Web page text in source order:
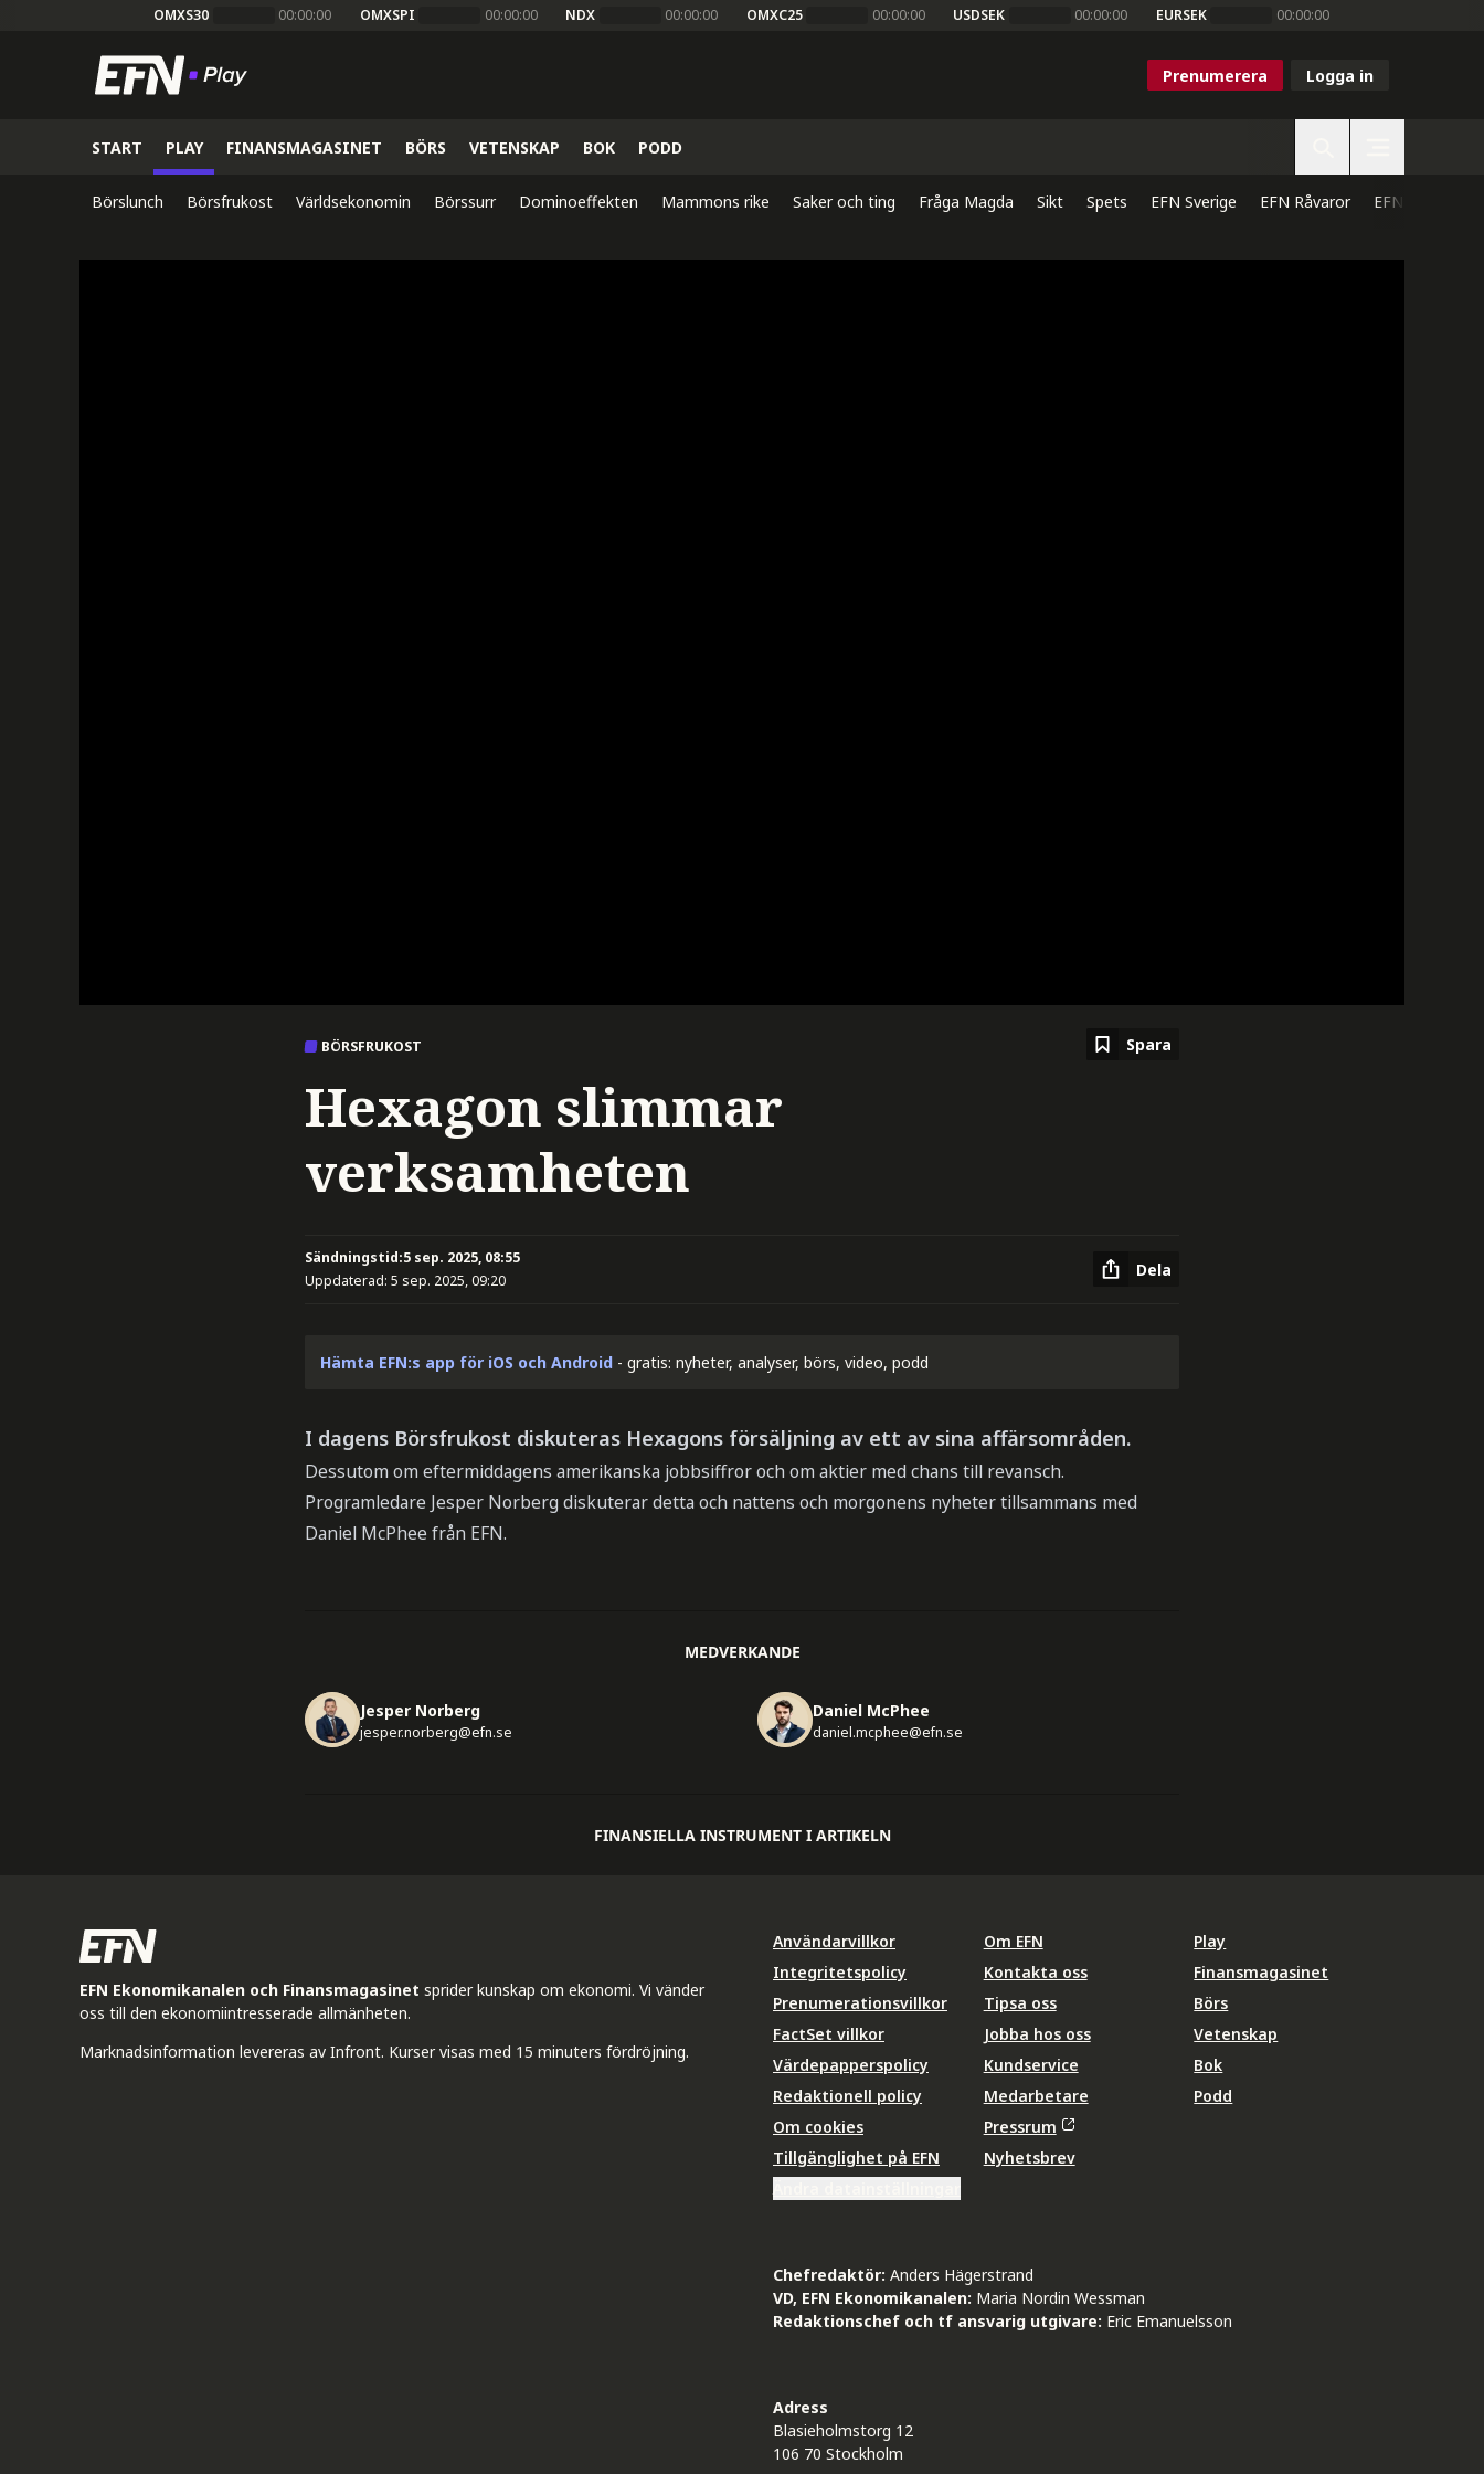
OMXS30 00:00:00 OMXSPI 00:00:00 NDX 00:00:00 OMXC25 00:00:00 USDSEK 00:00:00 EURSEK 00:00:00
Prenumerera Logga in
START PLAY FINANSMAGASINET BÖRS VETENSKAP BOK PODD
Börslunch Börsfrukost Världsekonomin Börssurr Dominoeffekten Mammons rike Saker och ting Fråga Magda Sikt Spets EFN Sverige EFN Råvaror EFN Direkt
BÖRSFRUKOST Spara
Hexagon slimmar
verksamheten
Sändningstid:5 sep. 2025, 08:55
Uppdaterad: 5 sep. 2025, 09:20
Dela
Hämta EFN:s app för iOS och Android - gratis: nyheter, analyser, börs, video, podd
I dagens Börsfrukost diskuteras Hexagons försäljning av ett av sina affärsområden.
Dessutom om eftermiddagens amerikanska jobbsiffror och om aktier med chans till revansch.
Programledare Jesper Norberg diskuterar detta och nattens och morgonens nyheter tillsammans med
Daniel McPhee från EFN.
MEDVERKANDE
Jesper Norberg
jesper.norberg@efn.se
Daniel McPhee
daniel.mcphee@efn.se
FINANSIELLA INSTRUMENT I ARTIKELN
EFN Ekonomikanalen och Finansmagasinet sprider kunskap om ekonomi. Vi vänder
oss till den ekonomiintresserade allmänheten.
Marknadsinformation levereras av Infront. Kurser visas med 15 minuters fördröjning.
Användarvillkor
Integritetspolicy
Prenumerationsvillkor
FactSet villkor
Värdepapperspolicy
Redaktionell policy
Om cookies
Tillgänglighet på EFN
Om EFN
Kontakta oss
Tipsa oss
Jobba hos oss
Kundservice
Medarbetare
Pressrum
Nyhetsbrev
Play
Finansmagasinet
Börs
Vetenskap
Bok
Podd
Chefredaktör: Anders Hägerstrand
VD, EFN Ekonomikanalen: Maria Nordin Wessman
Redaktionschef och tf ansvarig utgivare: Eric Emanuelsson
Adress
Blasieholmstorg 12
106 70 Stockholm